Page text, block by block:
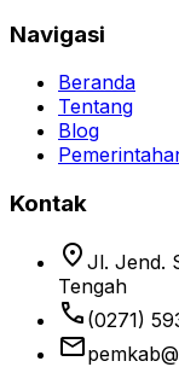
Navigasi
Beranda
Tentang
Blog
Kontak
location_on Jl. Jend.
Tengah
phone (0271)
email